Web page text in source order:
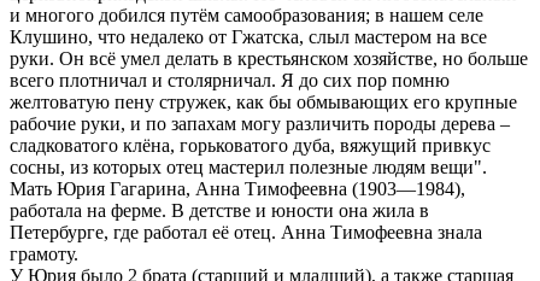
и многого добился путём самообразования; в нашем селе
Клушино, что недалеко от Гжатска, слыл мастером на все
руки. Он всё умел делать в крестьянском хозяйстве, но больше
всего плотничал и столярничал. Я до сих пор помню
желтоватую пену стружек, как бы обмывающих его крупные
рабочие руки, и по запахам могу различить породы дерева –
сладковатого клёна, горьковатого дуба, вяжущий привкус
сосны, из которых отец мастерил полезные людям вещи".
Мать Юрия Гагарина, Анна Тимофеевна (1903—1984),
работала на ферме. В детстве и юности она жила в
Петербурге, где работал её отец. Анна Тимофеевна знала
грамоту.
У Юрия было 2 брата (старший и младший), а также старшая